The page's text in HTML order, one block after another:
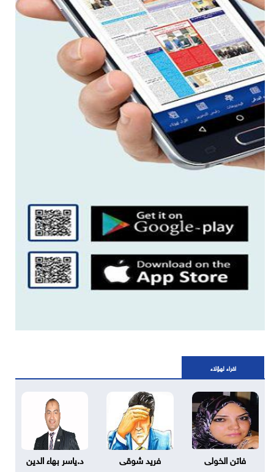
اقراء لهؤلاء
فاتن الخولى فريد شوقى د.ياسر بهاء الدين